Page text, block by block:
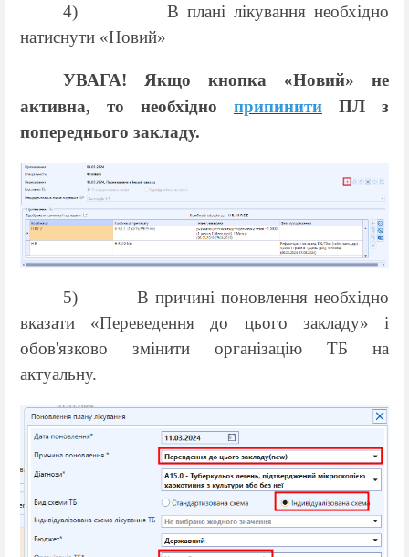
4)
В плані лікування необхідно
натиснути «Новий»
УВАГА! Якщо кнопка «Новий» не
активна, то необхідно припинити ПЛ з
попереднього закладу.
5)
В причині поновлення необхідно
вказати «Переведення до цього закладу» і
обов'язково змінити організацію ТБ на
актуальну.